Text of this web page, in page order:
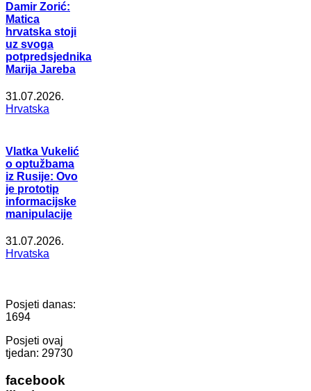
Damir Zorić:
Matica
hrvatska stoji
uz svoga
potpredsjednika
Marija Jareba
31.07.2026.
Hrvatska
Vlatka Vukelić
o optužbama
iz Rusije: Ovo
je prototip
informacijske
manipulacije
31.07.2026.
Hrvatska
Posjeti danas:
1694
Posjeti ovaj
tjedan: 29730
facebook